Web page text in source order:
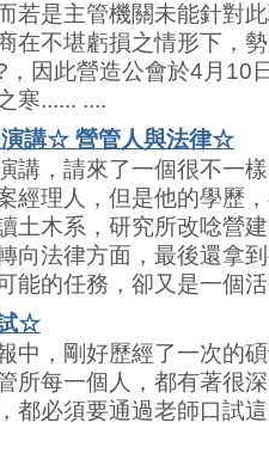
若是主管機關未能針對
在不堪虧損之情形下，
，因此營造公會於4月10
寒...... ....
講☆ 營管人與法律☆
講，請來了一個很不一
經理人，但是他的學歷
土木系，研究所改唸營
向法律方面，最後還拿
能的任務，卻又是一個
☆
中，剛好歷經了一次的
所每一個人，都有著很
都必須要通過老師口試